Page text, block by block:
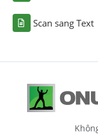
Scan sang Text